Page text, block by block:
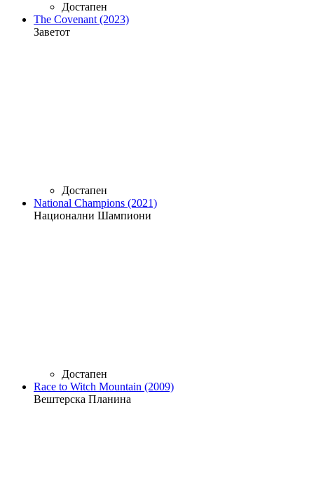
Достапен
The Covenant (2023)
Заветот
Достапен
National Champions (2021)
Национални Шампиони
Достапен
Race to Witch Mountain (2009)
Вештерска Планина